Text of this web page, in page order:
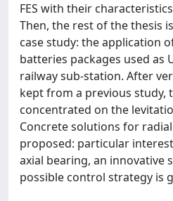
FES with their
Then, the rest of the thesis
case study: the application
batteries packages used as
railway sub-station. After
kept from a previous study,
concentrated on the
Concrete solutions for
proposed: particular
axial bearing, an innovative
possible control strategy is